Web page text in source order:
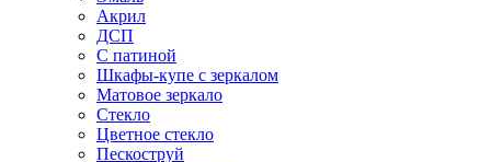
Акрил
ДСП
С патиной
Шкафы-купе с зеркалом
Матовое зеркало
Стекло
Цветное стекло
Пескоструй